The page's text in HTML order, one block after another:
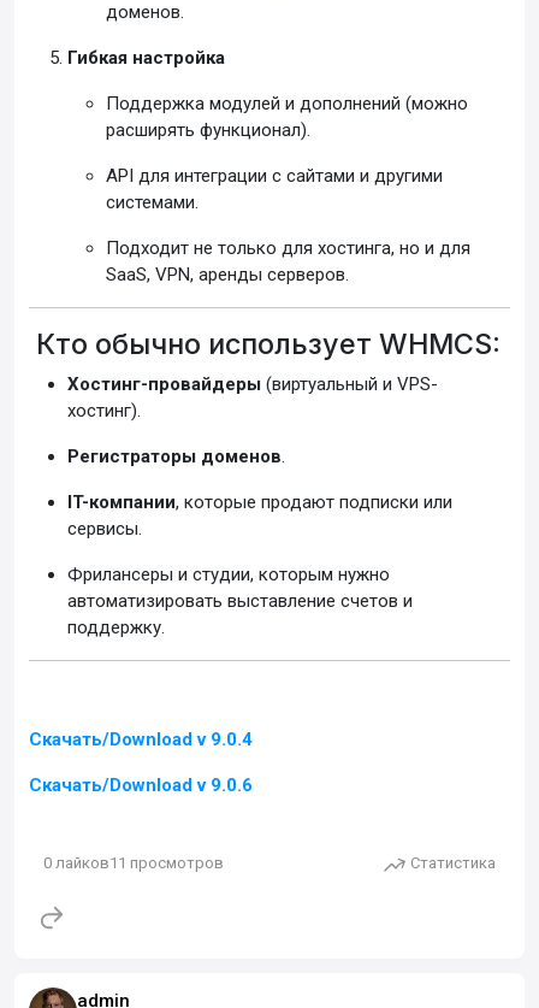
доменов.
Гибкая настройка
Поддержка модулей и дополнений (можно
расширять функционал).
API для интеграции с сайтами и другими
системами.
Подходит не только для хостинга, но и для
SaaS, VPN, аренды серверов.
Кто обычно использует WHMCS:
Хостинг-провайдеры (виртуальный и VPS-
хостинг).
Регистраторы доменов.
IT-компании, которые продают подписки или
сервисы.
Фрилансеры и студии, которым нужно
автоматизировать выставление счетов и
поддержку.
Скачать/Download v 9.0.4
Скачать/Download v 9.0.6
0 лайков11 просмотров Статистика
admin